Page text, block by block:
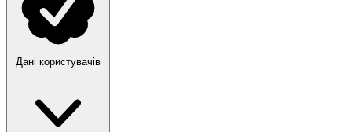
Дані користувачів